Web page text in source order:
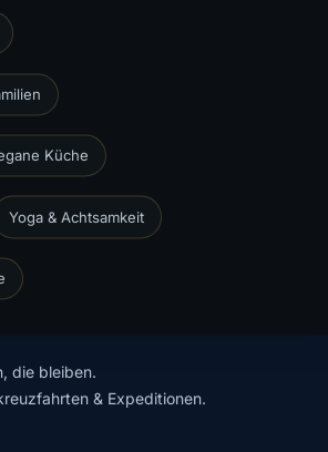
Küche
Yoga & Achtsamkeit
ist nur der Anfang. Sagen Sie uns,
— Ihre Travel Designerin findet das
Ihnen passt, und stimmt jedes Detail
auf Sie ab.
Termin vereinbaren
senden
die bleiben.
& Expeditionen.